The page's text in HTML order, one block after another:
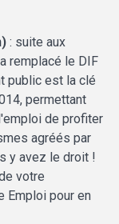
: suite aux
remplacé le DIF
public est la clé
permettant
de profiter
agréés par
y avez le droit !
votre
Emploi pour en